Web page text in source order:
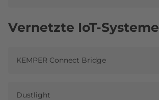
Vernetzte IoT-Systeme
KEMPER Connect Bridge
Dustlight